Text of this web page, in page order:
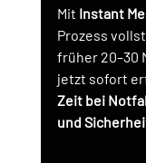
Mit Instant
Prozess
früher 20–30
jetzt sofort
Zeit bei
und